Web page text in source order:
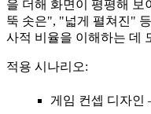
을 더해 화면이 평평해
뚝 솟은", "넓게 펼쳐진"
사적 비율을 이해하는 데
적용 시나리오:
게임 컨셉 디자인